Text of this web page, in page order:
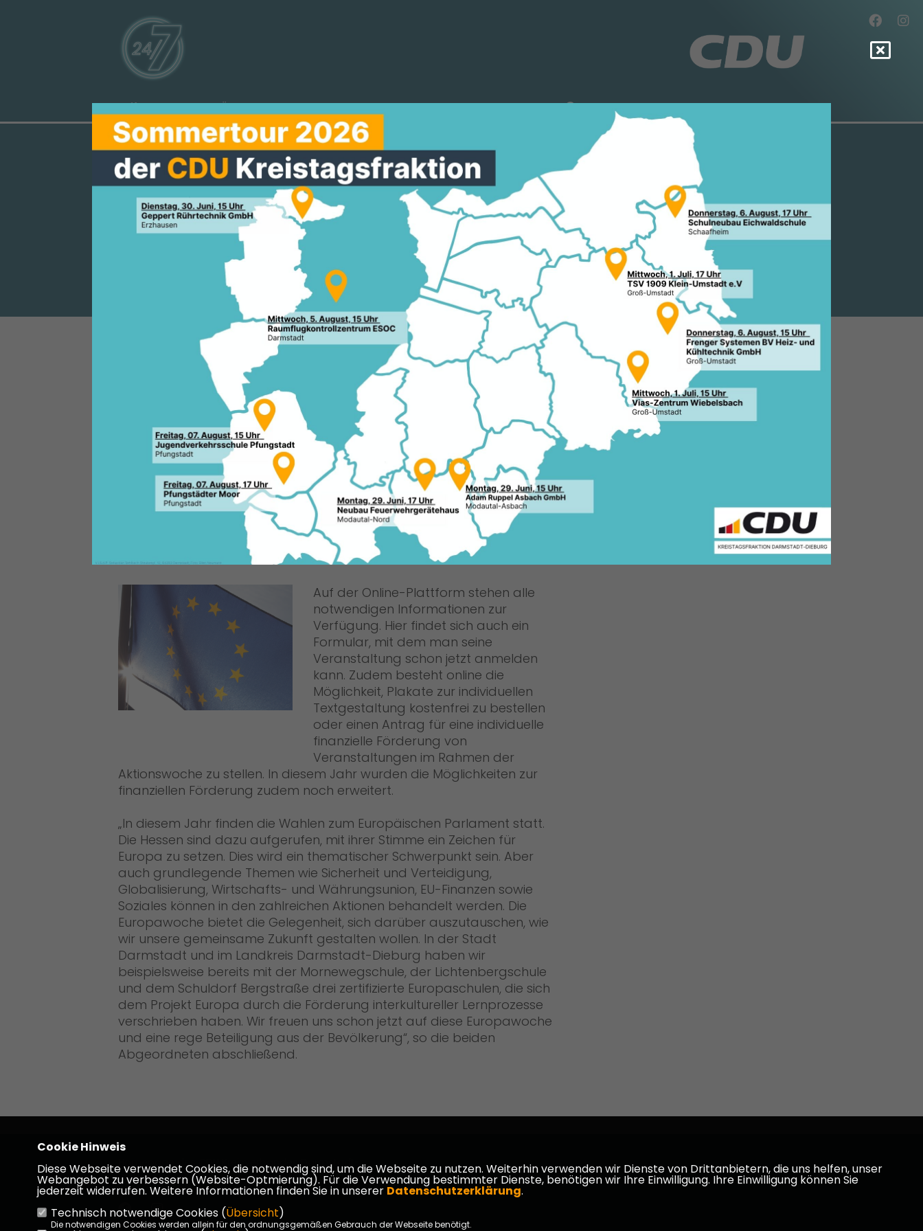
Aktuelles Über uns Vereinigungen Arbeitskreise Mitmachen
MANFRED PENTZ & MICHAEL GAHLER: „EUROPA
DEN MENSCHEN NÄHER BRINGEN“ –
EINLADUNG ZUR EUROPAWOCHE 2019 IN
HESSEN“
Die bundesweite Europawoche vom 4. bis 12. Mai 2019 wird erneut
aktuelle europäische Themen und Ideen in den Blickpunkt der
öffentlichen Aufmerksamkeit rücken und mit vielfältigen Aktionen
Europa vor Ort begreifbarer machen“, werben der
Landtagsabgeordneten Manfred Pentz sowie der Europaabgeordnete
Michael Gahler für eine aktive Teilnahme an dieser Aktionswoche.
Jeder kann sich an dieser Europawoche beteiligen. Schulen,
Hochschulen, kommunale Einrichtungen, Kirchen und
Religionsgemeinschaften, Unternehmen, Vereine und
Nichtregierungsorganisationen laden wir herzlich zum Mitmachen ein.
Der Kreativität sind hier keine Grenzen gesetzt. Jede Veranstaltung,
ob Podiumsdiskussion, Workshop, Filmvorführung oder ein
Wettbewerb kann Teil der Aktionswoche werden und wird auf dem
Online-Informationsportal www.europawoche.hessen.de
veröffentlicht“, ergänzen die CDU-Politiker.
Auf der Online-Plattform stehen alle
notwendigen Informationen zur
Verfügung. Hier findet sich auch ein
Formular, mit dem man seine
Veranstaltung schon jetzt anmelden
kann. Zudem besteht online die
Möglichkeit, Plakate zur individuellen
Textgestaltung kostenfrei zu bestellen
oder einen Antrag für eine individuelle
finanzielle Förderung von
Veranstaltungen im Rahmen der
Aktionswoche zu stellen. In diesem Jahr wurden die Möglichkeiten zur
finanziellen Förderung zudem noch erweitert.
In diesem Jahr finden die Wahlen zum Europäischen Parlament statt.
Die Hessen sind dazu aufgerufen, mit ihrer Stimme ein Zeichen für
Europa zu setzen. Dies wird ein thematischer Schwerpunkt sein. Aber
auch grundlegende Themen wie Sicherheit und Verteidigung,
Globalisierung, Wirtschafts- und Währungsunion, EU-Finanzen sowie
Soziales können in den zahlreichen Aktionen behandelt werden. Die
Europawoche bietet die Gelegenheit, sich darüber auszutauschen, wie
wir unsere gemeinsame Zukunft gestalten wollen. In der Stadt
Darmstadt und im Landkreis Darmstadt-Dieburg haben wir
beispielsweise bereits mit der Mornewegschule, der Lichtenbergschule
und dem Schuldorf Bergstraße drei zertifizierte Europaschulen, die sich
dem Projekt Europa durch die Förderung interkultureller Lernprozesse
verschrieben haben. Wir freuen uns schon jetzt auf diese Europawoche
und eine rege Beteiligung aus der Bevölkerung“, so die beiden
Abgeordneten abschließend.
06.02.2019, 11:25 Uhr
Homepage des CDU Kreisverbandes Darmstadt-
Dieburg
Cookie Hinweis
Diese Webseite verwendet Cookies, die notwendig sind, um die Webseite zu nutzen. Weiterhin verwenden wir Dienste von Drittanbietern, die uns helfen, unser
Webangebot zu verbessern (Website-Optmierung). Für die Verwendung bestimmter Dienste, benötigen wir Ihre Einwilligung. Ihre Einwilligung können Sie
jederzeit widerrufen. Weitere Informationen finden Sie in unserer Datenschutzerklärung.
Technisch notwendige Cookies (Übersicht)
Die notwendigen Cookies werden allein für den ordnungsgemäßen Gebrauch der Webseite benötigt.